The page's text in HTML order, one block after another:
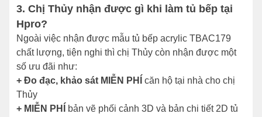
3. Chị Thủy nhận được gì khi làm tủ bếp tại
Hpro?
Ngoài việc nhận được mẫu tủ bếp acrylic TBAC179
chất lượng, tiện nghi thì chị Thủy còn nhận được một
số ưu đãi như:
+ Đo đạc, khảo sát MIỄN PHÍ
căn hộ tại nhà cho chị
Thủy
+ MIỄN PHÍ
bản vẽ phối cảnh 3D và bản chi tiết 2D tủ